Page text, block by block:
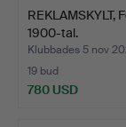
REKLAMSKYLT,
1900-tal.
Klubbades 5 nov
19 bud
780 USD